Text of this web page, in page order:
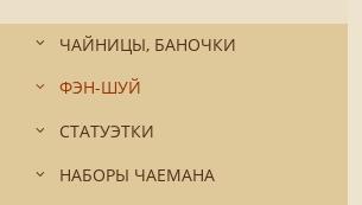
ЧАЙНИЦЫ, БАНОЧКИ
ФЭН-ШУЙ
СТАТУЭТКИ
НАБОРЫ ЧАЕМАНА